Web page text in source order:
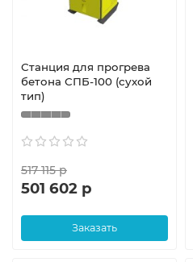
Станция для прогрева
бетона СПБ-100 (сухой
тип)
517 115 р
501 602 р
Заказать